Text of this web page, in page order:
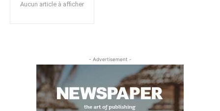
Aucun article à afficher
- Advertisement -